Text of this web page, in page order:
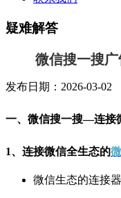
疑难解答
微信搜一搜
发布日期：2026-03-02
一、微信搜一搜—连接
1、连接微信全生态的
微信生态的连接